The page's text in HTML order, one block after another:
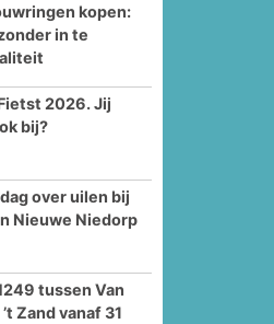
kopen:
in te
2026. Jij
bij?
over uilen bij
Nieuwe Niedorp
tussen Van
Zand vanaf 31